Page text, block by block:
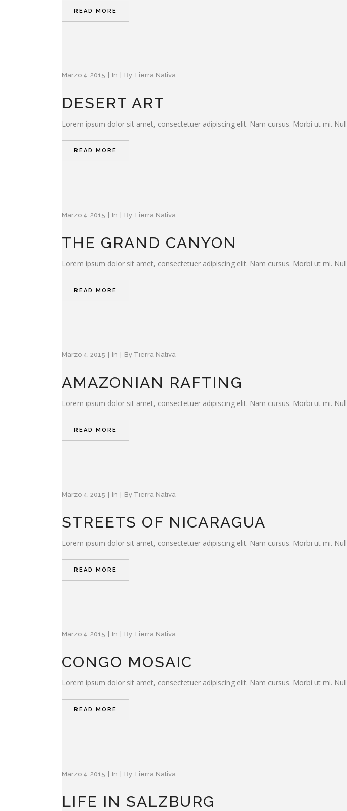
READ MORE
Marzo 4, 2015 In By Tierra Nativa
DESERT ART
Lorem ipsum dolor sit amet, consectetuer adipiscing elit. Nam cursus. Morbi ut mi.
READ MORE
Marzo 4, 2015 In By Tierra Nativa
THE GRAND CANYON
Lorem ipsum dolor sit amet, consectetuer adipiscing elit. Nam cursus. Morbi ut mi.
READ MORE
Marzo 4, 2015 In By Tierra Nativa
AMAZONIAN RAFTING
Lorem ipsum dolor sit amet, consectetuer adipiscing elit. Nam cursus. Morbi ut mi.
READ MORE
Marzo 4, 2015 In By Tierra Nativa
STREETS OF NICARAGUA
Lorem ipsum dolor sit amet, consectetuer adipiscing elit. Nam cursus. Morbi ut mi.
READ MORE
Marzo 4, 2015 In By Tierra Nativa
CONGO MOSAIC
Lorem ipsum dolor sit amet, consectetuer adipiscing elit. Nam cursus. Morbi ut mi.
READ MORE
Marzo 4, 2015 In By Tierra Nativa
LIFE IN SALZBURG